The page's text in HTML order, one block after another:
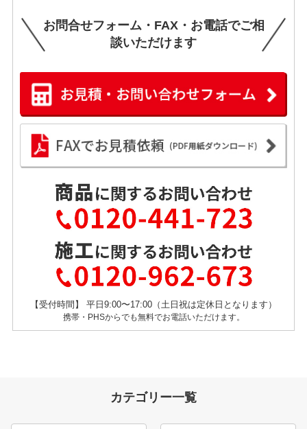
お問合せフォーム・FAX・お電話でご相
談いただけます
【受付時間】 平日9:00〜17:00（土日祝は定休日となります）
携帯・PHSからでも無料でお電話いただけます。
カテゴリー一覧